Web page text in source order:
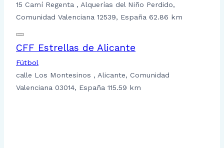
15 Camí Regenta , Alquerías del Niño Perdido,
Comunidad Valenciana 12539, España 62.86 km
CFF Estrellas de Alicante
Fútbol
calle Los Montesinos , Alicante, Comunidad
Valenciana 03014, España 115.59 km